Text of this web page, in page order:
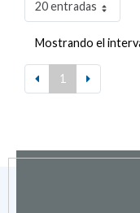
20 entradas
Mostrando el
1